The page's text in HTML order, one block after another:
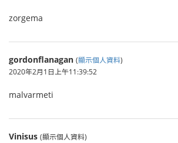
zorgema
gordonflanagan (顯示個人資料)
2020年2月1日上午11:39:52
malvarmeti
Vinisus (顯示個人資料)